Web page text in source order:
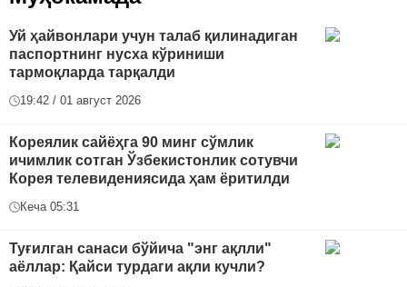
Уй ҳайвонлари учун талаб қилинадиган
паспортнинг нусха кўриниши
тармоқларда тарқалди
19:42 / 01 август 2026
Кореялик сайёҳга 90 минг сўмлик
ичимлик сотган Ўзбекистонлик сотувчи
Корея телевидениясида ҳам ёритилди
Кеча 05:31
Туғилган санаси бўйича "энг ақлли"
аёллар: Қайси турдаги ақли кучли?